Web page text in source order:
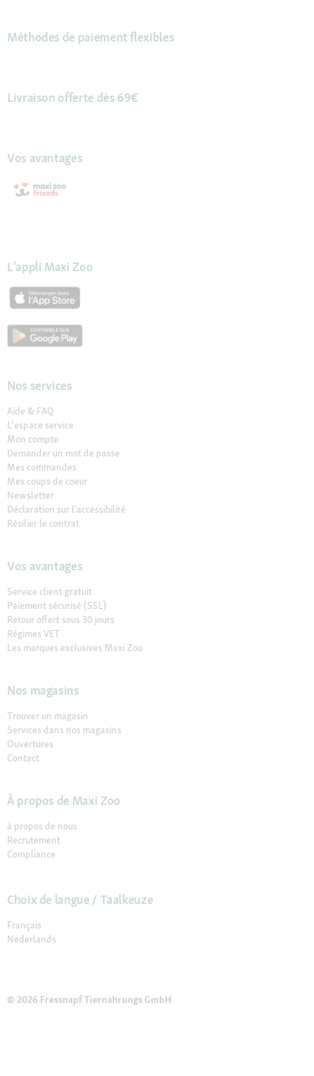
Méthodes de paiement flexibles
Livraison offerte dès 69€
Vos avantages
L'appli Maxi Zoo
Nos services
Aide & FAQ
L'espace service
Mon compte
Demander un mot de passe
Mes commandes
Mes coups de coeur
Newsletter
Déclaration sur l’accessibilité
Résilier le contrat
Vos avantages
Service client gratuit
Paiement sécurisé (SSL)
Retour offert sous 30 jours
Régimes VET
Les marques exclusives Maxi Zoo
Nos magasins
Trouver un magasin
Services dans nos magasins
Ouvertures
Contact
À propos de Maxi Zoo
à propos de nous
Recrutement
Compliance
Choix de langue / Taalkeuze
Français
Nederlands
© 2026 Fressnapf Tiernahrungs GmbH